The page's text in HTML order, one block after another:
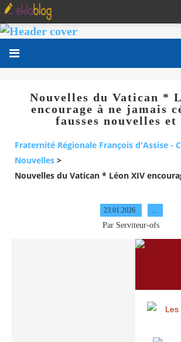
Nouvelles du Vatican *
encourage à ne jamais
fausses nouvelles et
Fraternité Régionale François d'Assise -
Nouvelles >
Nouvelles du Vatican * Léon XIV
23.01.2026
Par Serviteur-ofs